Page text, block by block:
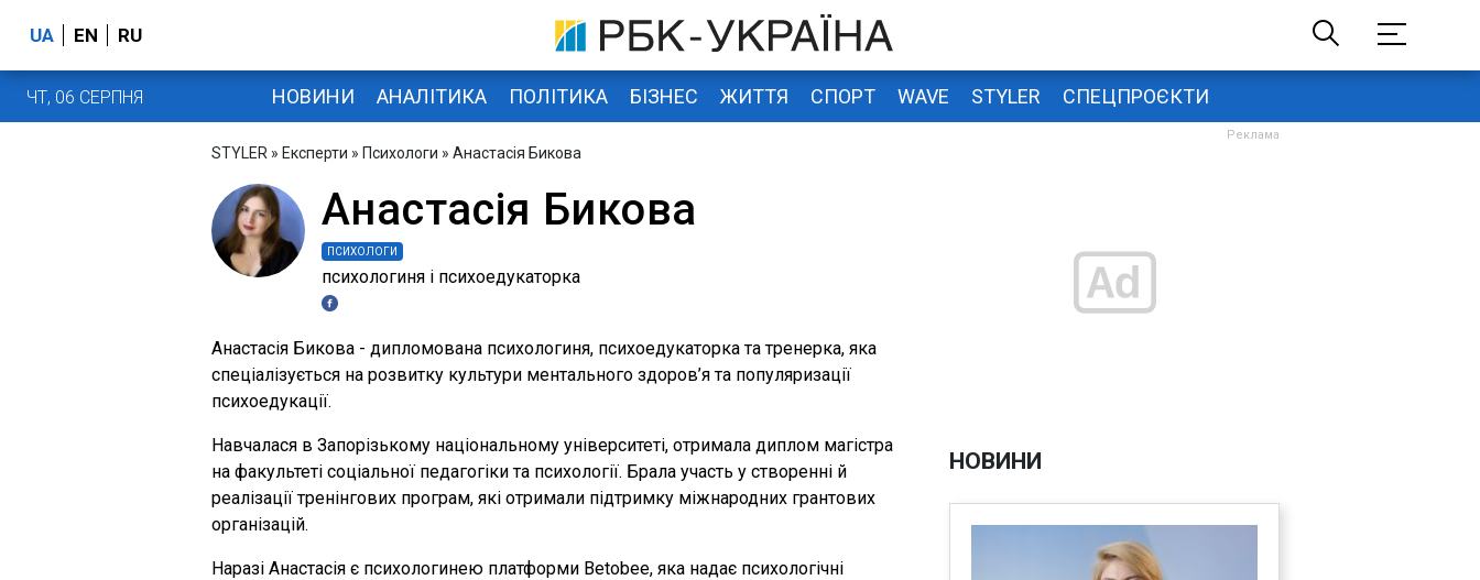
UA EN RU
ЧТ, 06 СЕРПНЯ НОВИНИ АНАЛІТИКА ПОЛІТИКА БІЗНЕС ЖИТТЯ СПОРТ WAVE STYLER СПЕЦПРОЄКТИ
STYLER » Експерти » Психологи » Анастасія Бикова
Анастасія Бикова
ПСИХОЛОГИ
психологиня і психоедукаторка
Анастасія Бикова - дипломована психологиня, психоедукаторка та тренерка, яка
спеціалізується на розвитку культури ментального здоров’я та популяризації
психоедукації.
Навчалася в Запорізькому національному університеті, отримала диплом магістра
на факультеті соціальної педагогіки та психології. Брала участь у створенні й
реалізації тренінгових програм, які отримали підтримку міжнародних грантових
організацій.
Наразі Анастасія є психологинею платформи Betobee, яка надає психологічні
НОВИНИ